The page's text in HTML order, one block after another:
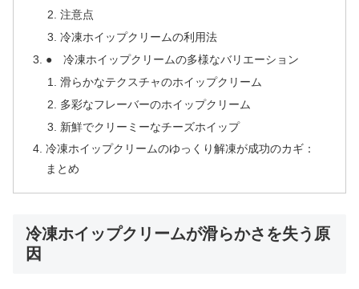
注意点
冷凍ホイップクリームの利用法
● 冷凍ホイップクリームの多様なバリエーション
滑らかなテクスチャのホイップクリーム
多彩なフレーバーのホイップクリーム
新鮮でクリーミーなチーズホイップ
冷凍ホイップクリームのゆっくり解凍が成功のカギ：
まとめ
冷凍ホイップクリームが滑らかさを失う原
因